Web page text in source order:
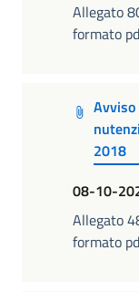
Allegato
formato
2018
08-10-
Allegato
formato